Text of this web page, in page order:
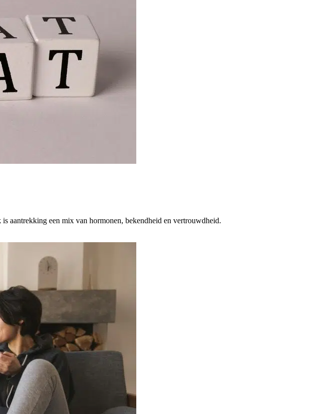
aantrekking een mix van hormonen, bekendheid en vertrouwdheid.